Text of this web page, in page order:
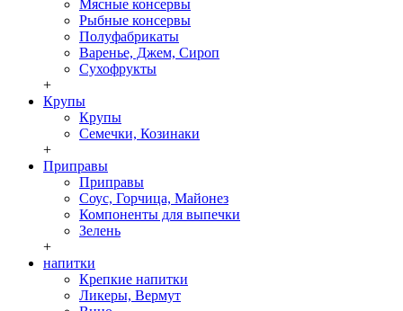
Мясные консервы
Рыбные консервы
Полуфабрикаты
Варенье, Джем, Сироп
Сухофрукты
+
Крупы
Крупы
Семечки, Козинаки
+
Приправы
Приправы
Соус, Горчица, Майонез
Компоненты для выпечки
Зелень
+
напитки
Крепкие напитки
Ликеры, Вермут